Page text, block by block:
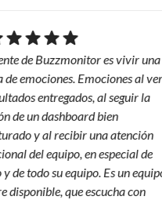
de Buzzmonitor es vivir una
emociones. Emociones al ver
entregados, al seguir la
de un dashboard bien
y al recibir una atención
del equipo, en especial de
de todo su equipo. Es un equipo
disponible, que escucha con